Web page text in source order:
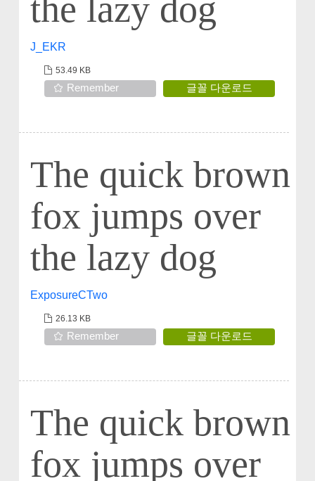
the lazy dog
J_EKR
53.49 KB
Remember 글꼴 다운로드
The quick brown
fox jumps over
the lazy dog
ExposureCTwo
26.13 KB
Remember 글꼴 다운로드
The quick brown
fox jumps over